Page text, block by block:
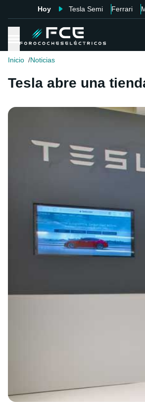
Hoy Tesla Semi Ferrari
Inicio Noticias
Tesla abre una